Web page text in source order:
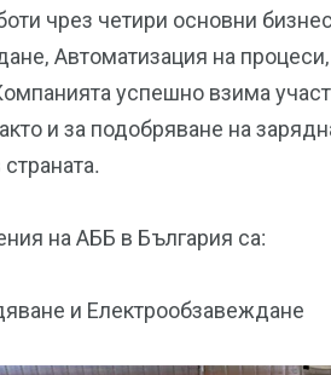
чрез четири основни
Автоматизация на
успешно взима
и за подобряване на
на АББ в България са:
и Електрообзавеждане